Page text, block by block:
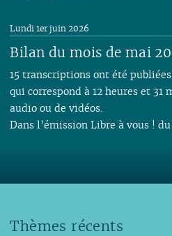
Bilan du mois de mai
Lundi 1er juin 2026
15 transcriptions ont été
qui correspond à 12 heures et
audio ou de vidéos.
Dans l’émission Libre à vous !
Thèmes récents